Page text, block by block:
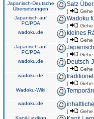
Japanisch-Deutsche
Übersetzungen
Satz
[ Gehe
Japanisch auf
PC/PDA
Wadoku
[ Gehe
wadoku.de
kleines
[ Gehe
Japanisch auf
PC/PDA
[ Gehe
wadoku.de
Deutsch-
[ Gehe
wadoku.de
[ Gehe
Wadoku-Wiki
wadoku.de
[ Gehe
Kanji-Lexikon